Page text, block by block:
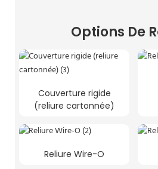
Options De
Couverture rigide
(reliure cartonnée)
Reliure Wire-O